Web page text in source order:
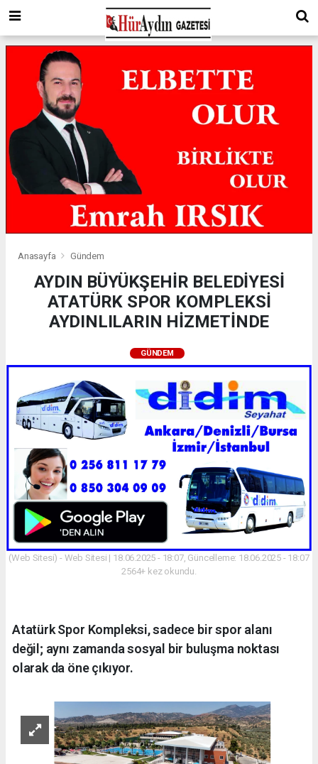
Anasayfa Gündem
AYDIN BÜYÜKŞEHİR BELEDİYESİ
ATATÜRK SPOR KOMPLEKSİ
AYDINLILARIN HİZMETİNDE
GÜNDEM
(Web Sitesi) - Web Sitesi | 18.06.2025 - 18:07, Güncelleme: 18.06.2025 - 18:07
2564+ kez okundu.
Atatürk Spor Kompleksi, sadece bir spor alanı
değil; aynı zamanda sosyal bir buluşma noktası
olarak da öne çıkıyor.